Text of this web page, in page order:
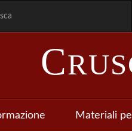
C
Materiali